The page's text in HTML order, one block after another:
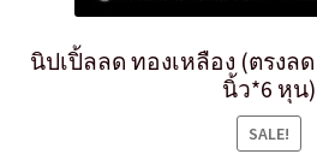
นิปเปิ้ลลด ทองเหลือง (ตรงลด
นิ้ว*6 หุน)
SALE!